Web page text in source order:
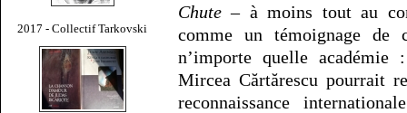
2017 - Collectif Tarkovski
Chute – à moins tout au
comme un témoignage
n’importe quelle
Mircea Cărtărescu pourrait
reconnaissance